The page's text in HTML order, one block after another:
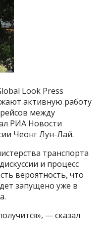
Look Press
активную работу
между
РИА Новости
Чеонг Лун-Лай.
транспорта
и процесс
вероятность, что
запущено уже в
— сказал